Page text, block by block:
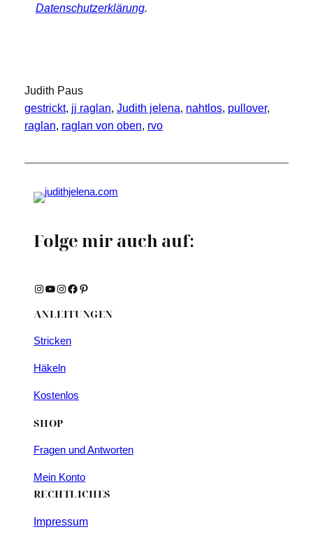
Datenschutzerklärung.
Judith Paus
gestrickt, jj raglan, Judith jelena, nahtlos, pullover
raglan, raglan von oben, rvo
Folge mir auch auf:
Instagram YouTube Instagram Facebook Pinterest
ANLEITUNGEN
Stricken
Häkeln
Kostenlos
SHOP
Fragen und Antworten
Mein Konto
RECHTLICHES
Impressum